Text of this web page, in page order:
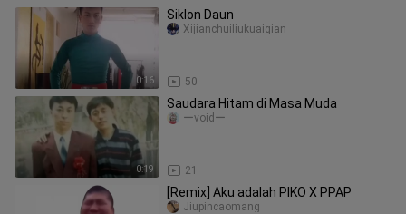
0:16
Siklon Daun
50
Xijianchuiliukuaiqian
0:19
Saudara Hitam di Masa Muda
21
ーvoidー
[Remix] Aku adalah PIKO X PPAP
Jiupincaomang